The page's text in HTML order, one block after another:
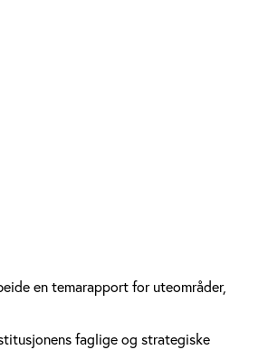
en temarapport for uteområder,
faglige og strategiske